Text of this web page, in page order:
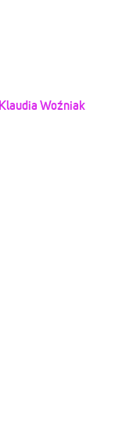
Klaudia Woźniak